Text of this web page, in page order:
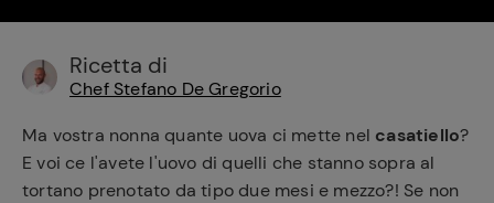
Ricetta di
Chef Stefano De Gregorio
Ma vostra nonna quante uova ci mette nel casatiello?
E voi ce l'avete l'uovo di quelli che stanno sopra al
tortano prenotato da tipo due mesi e mezzo?! Se non